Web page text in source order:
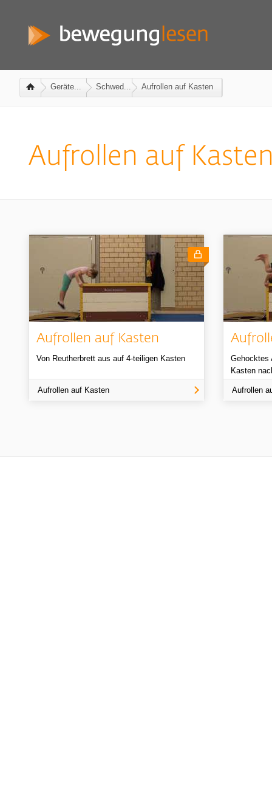
Geräte... Schwed... Aufrollen auf Kasten
Aufrollen auf
Aufrollen auf Kasten
Von Reutherbrett aus auf 4-teiligen Kasten
Aufrollen auf Kasten
Gehocktes
Kasten
Aufrollen